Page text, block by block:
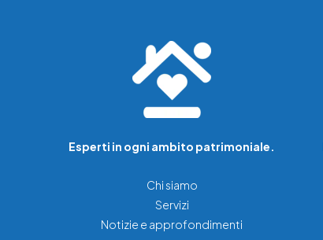
Esperti in ogni ambito patrimoniale.
Chi siamo
Servizi
Notizie e approfondimenti